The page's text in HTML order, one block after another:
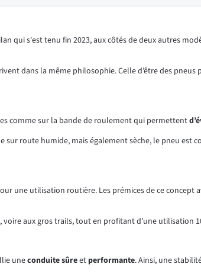
qui s'est tenu fin 2023, aux côtés de deux autres
dans la même philosophie. Celle d’être des
comme sur la bande de roulement qui permettent
route humide, mais également sèche, le pneu est
une utilisation routière. Les prémices de ce concept
aux gros trails, tout en profitant d’une utilisation
uneconduite sûreet performante. Ainsi, une